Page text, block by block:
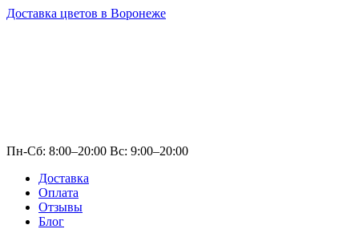
Доставка цветов в Воронеже
Пн-Сб: 8:00–20:00 Вс: 9:00–20:00
Доставка
Оплата
Отзывы
Блог